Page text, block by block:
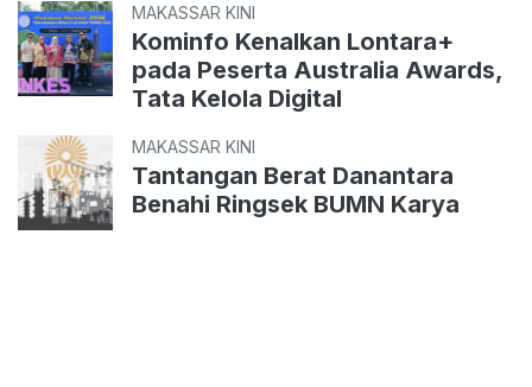
MAKASSAR KINI
Kominfo Kenalkan Lontara+
pada Peserta Australia Awards,
Tata Kelola Digital
MAKASSAR KINI
Tantangan Berat Danantara
Benahi Ringsek BUMN Karya